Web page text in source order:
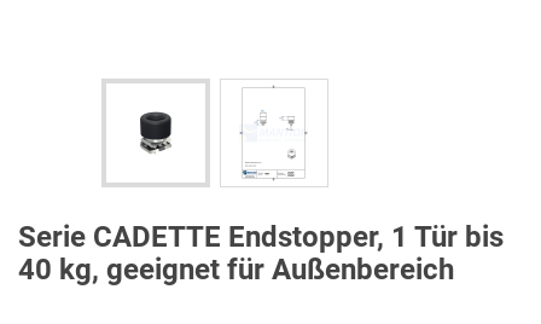
Serie CADETTE Endstopper, 1 Tür bis
40 kg, geeignet für Außenbereich